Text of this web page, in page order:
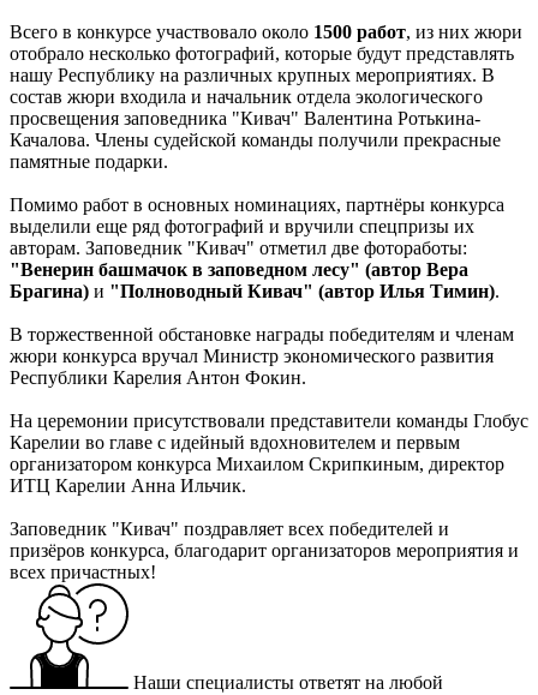
Всего в конкурсе участвовало около 1500 работ, из них жюри
отобрало несколько фотографий, которые будут представлять
нашу Республику на различных крупных мероприятиях. В
состав жюри входила и начальник отдела экологического
просвещения заповедника "Кивач" Валентина Ротькина-
Качалова. Члены судейской команды получили прекрасные
памятные подарки.
Помимо работ в основных номинациях, партнёры конкурса
выделили еще ряд фотографий и вручили спецпризы их
авторам. Заповедник "Кивач" отметил две фотоработы:
"Венерин башмачок в заповедном лесу" (автор Вера
Брагина) и "Полноводный Кивач" (автор Илья Тимин).
В торжественной обстановке награды победителям и членам
жюри конкурса вручал Министр экономического развития
Республики Карелия Антон Фокин.
На церемонии присутствовали представители команды Глобус
Карелии во главе с идейный вдохновителем и первым
организатором конкурса Михаилом Скрипкиным, директор
ИТЦ Карелии Анна Ильчик.
Заповедник "Кивач" поздравляет всех победителей и
призёров конкурса, благодарит организаторов мероприятия и
всех причастных!
Наши специалисты ответят на любой